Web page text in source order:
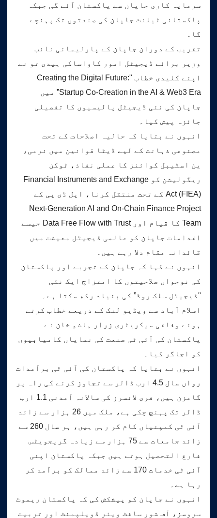
سرمایہ کاری جاپان سے پاکستان آئے گی جبکہ
پاکستانی ٹیلنٹ جاپان کی صنعتوں تک پہنچے
گا۔
تقریب کے دوران جاپان کے پارلیمانی نائب
وزیر برائے ڈیجیٹل امور کاواساکی ہیدی تو نے
اپنے کلیدی خطاب "Creating the Digital Future:
Startup Co-Creation in the AI & Web3 Era” میں
جاپان کی نئی ڈیجیٹل پالیسیوں کا تفصیلی
جائزہ پیش کیا۔
انہوں نے بتایا کہ حالیہ اصلاحات کے تحت
مصنوعی ذہانت کے لیے ڈیٹا قوانین میں نرمی،
ین اسٹیبل کوائنز کا عملی نفاذ، ٹوکن
ریگولیشن کو Financial Instruments and Exchange
Act (FIEA) کے تحت منتقل کرنا، ایل ڈی پی کے
Next-Generation AI and On-Chain Finance Project
Team کا قیام اور Data Free Flow with Trust جیسے
اقدامات جاپان کو عالمی ڈیجیٹل معیشت میں
قائدانہ مقام دلا رہے ہیں۔
انہوں نے کہا کہ جاپان کے تجربے اور پاکستان
کی نوجوان صلاحیتوں کا امتزاج ایک نئی
"ڈیجیٹل سلک روڈ” کی بنیاد رکھ سکتا ہے۔
اسلام آباد سے ویڈیو لنک کے ذریعے خطاب کرتے
ہوئے وفاقی سیکریٹری زرار ہاشم خان نے
پاکستان کی آئی ٹی صنعت کی نمایاں کامیابیوں
کو اجاگر کیا۔
انہوں نے بتایا کہ پاکستان کی آئی ٹی برآمدات
رواں سال 4.5 ارب ڈالر سے تجاوز کرنے کی راہ پر
گامزن ہیں، فری لانسرز کی سالانہ آمدنی 1.1 ارب
ڈالر تک پہنچ چکی ہے، ملک میں 26 ہزار سے زائد
آئی ٹی کمپنیاں کام کر رہی ہیں، ہر سال 260 سے
زائد جامعات سے 75 ہزار سے زیادہ گریجویٹس
فارغ التحصیل ہوتے ہیں جبکہ پاکستان اپنی
آئی ٹی خدمات 170 سے زائد ممالک کو برآمد کر
رہا ہے۔
انہوں نے جاپان کو پیشکش کی کہ پاکستان ریموٹ
سروسز، آف شور سافٹ ویئر ڈویلپمنٹ اور تربیت